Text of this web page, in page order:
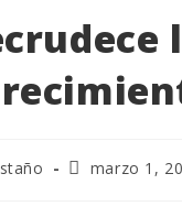
marzo 1,